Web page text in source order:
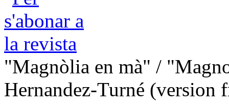
"Magnòlia en mà" /
Hernandez-Turné (version